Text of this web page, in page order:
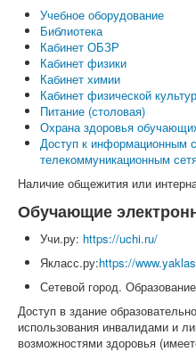
Учебное оборудование
Библиотека
Кабинет ОБЗР
Кабинет физики
Кабинет химии
Кабинет физической
Питание (столовая)
Охрана здоровья
Доступ к информационным
телекоммуникационным
Наличие общежития или
Обучающие
Учи.ру: https://uchi.ru/
Якласс.ру:https://
Сетевой город.
Доступ в здание
использования инвалидами и
возможностями здоровья